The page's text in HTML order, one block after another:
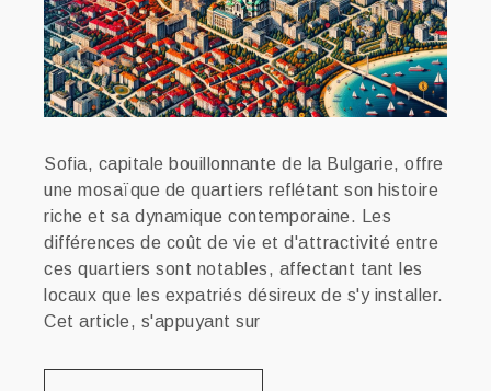
Sofia, capitale bouillonnante de la Bulgarie, offre
une mosaïque de quartiers reflétant son histoire
riche et sa dynamique contemporaine. Les
différences de coût de vie et d'attractivité entre
ces quartiers sont notables, affectant tant les
locaux que les expatriés désireux de s'y installer.
Cet article, s'appuyant sur